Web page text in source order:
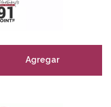
Agregar